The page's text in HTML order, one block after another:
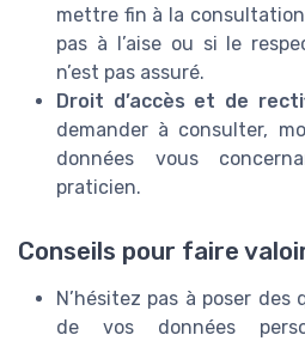
mettre fin à la
pas à l’aise ou si le
n’est pas assuré.
Droit d’accès et de
demander à consulter,
données vous
praticien.
Conseils pour faire
N’hésitez pas à poser
de vos données